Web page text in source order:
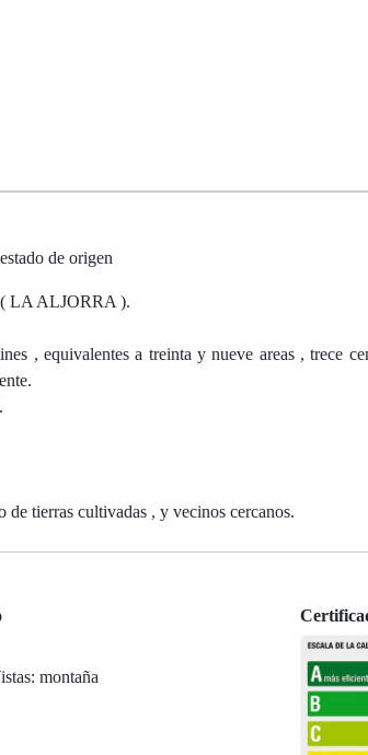
de origen
LA ALJORRA ).
, equivalentes a treinta y nueve areas , trece
tierras cultivadas , y vecinos cercanos.
montaña